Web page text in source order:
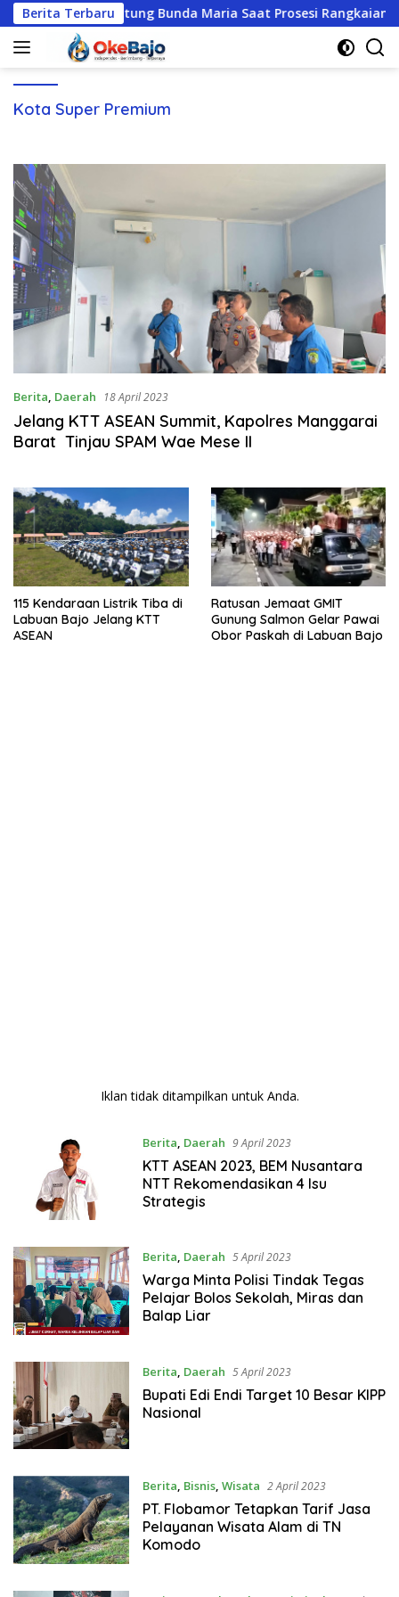
Langsung
ke
konten
Berita Terbaru
Gotong Patung Bunda Maria Saat Prosesi Rangkaian
Kota Super Premium
Berita, Daerah 18 April 2023
Jelang KTT ASEAN Summit, Kapolres Manggarai
Barat Tinjau SPAM Wae Mese II
115 Kendaraan Listrik Tiba di
Labuan Bajo Jelang KTT
ASEAN
Ratusan Jemaat GMIT
Gunung Salmon Gelar Pawai
Obor Paskah di Labuan Bajo
Iklan tidak ditampilkan untuk Anda.
Berita, Daerah 9 April 2023
KTT ASEAN 2023, BEM Nusantara
NTT Rekomendasikan 4 Isu
Strategis
Berita, Daerah 5 April 2023
Warga Minta Polisi Tindak Tegas
Pelajar Bolos Sekolah, Miras dan
Balap Liar
Berita Daerah 5 April 2023
Bupati Edi Endi Target 10 Besar KIPP
Nasional
Berita, Bisnis, Wisata 2 April 2023
PT. Flobamor Tetapkan Tarif Jasa
Pelayanan Wisata Alam di TN
Komodo